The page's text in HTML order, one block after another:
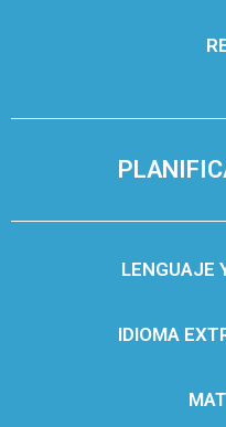
LENGUAJE
IDIOMA